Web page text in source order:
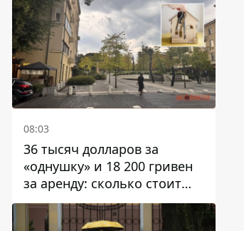
08:03
36 тысяч долларов за
«однушку» и 18 200 гривен
за аренду: сколько стоит
жилье в Днепропетровской
области